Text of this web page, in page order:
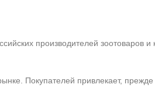
производителей зоотоваров и
Покупателей привлекает, прежде